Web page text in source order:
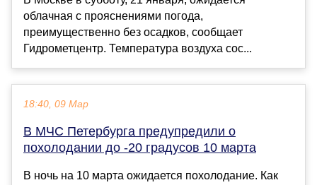
облачная с прояснениями погода,
преимущественно без осадков, сообщает
Гидрометцентр. Температура воздуха сос...
18:40, 09 Мар
В МЧС Петербурга предупредили о
похолодании до -20 градусов 10 марта
В ночь на 10 марта ожидается похолодание. Как